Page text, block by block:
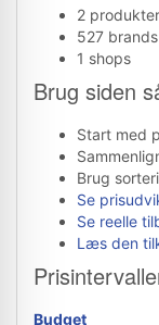
2 produkter
527 brands
1 shops
Brug siden
Start med
Brug
Se
Se reelle
Læs den
Budget